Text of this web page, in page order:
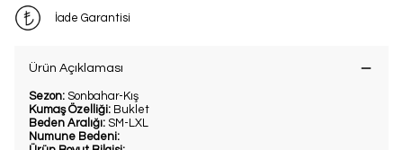
İade Garantisi
Ürün Açıklaması
Sezon: Sonbahar-Kış
Kumaş Özelliği: Buklet
Beden Aralığı: SM-LXL
Numune Bedeni: